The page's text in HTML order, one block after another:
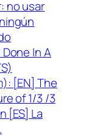
no usar
In A
[EN] The
of 1/3 /3
[ES] La